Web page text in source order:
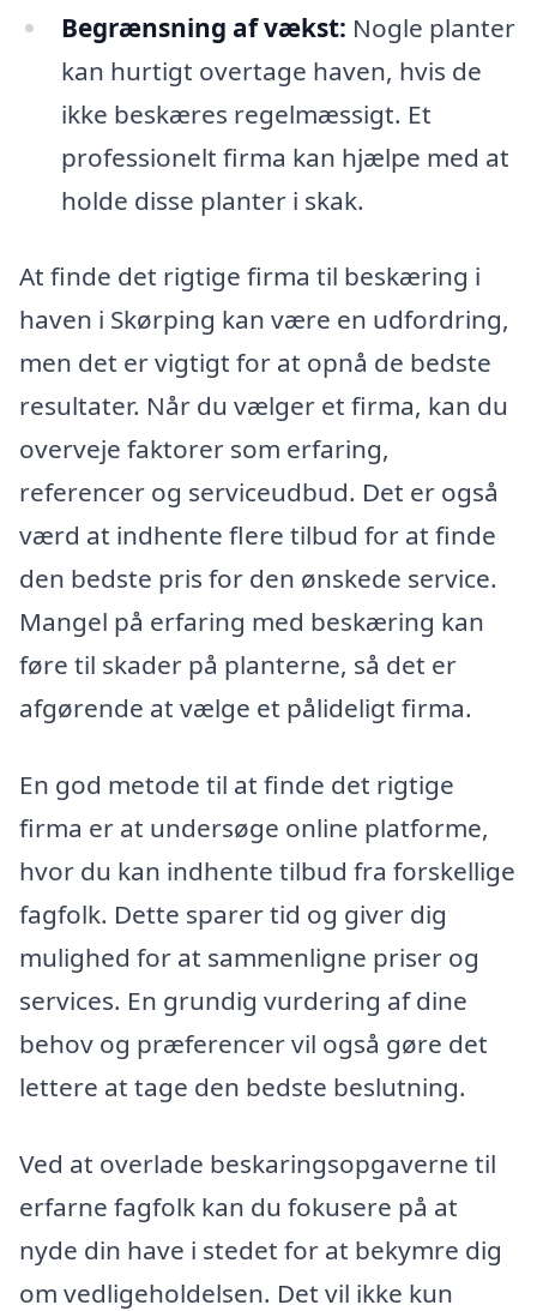
Begrænsning af vækst: Nogle planter
kan hurtigt overtage haven, hvis de
ikke beskæres regelmæssigt. Et
professionelt firma kan hjælpe med at
holde disse planter i skak.
At finde det rigtige firma til beskæring i
haven i Skørping kan være en udfordring,
men det er vigtigt for at opnå de bedste
resultater. Når du vælger et firma, kan du
overveje faktorer som erfaring,
referencer og serviceudbud. Det er også
værd at indhente flere tilbud for at finde
den bedste pris for den ønskede service.
Mangel på erfaring med beskæring kan
føre til skader på planterne, så det er
afgørende at vælge et pålideligt firma.
En god metode til at finde det rigtige
firma er at undersøge online platforme,
hvor du kan indhente tilbud fra forskellige
fagfolk. Dette sparer tid og giver dig
mulighed for at sammenligne priser og
services. En grundig vurdering af dine
behov og præferencer vil også gøre det
lettere at tage den bedste beslutning.
Ved at overlade beskaringsopgaverne til
erfarne fagfolk kan du fokusere på at
nyde din have i stedet for at bekymre dig
om vedligeholdelsen. Det vil ikke kun